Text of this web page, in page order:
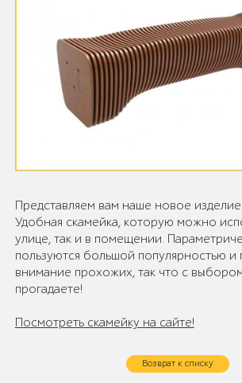
Представляем вам наше новое
Удобная скамейка, которую можно
улице, так и в помещении.
пользуются большой популярностью и
внимание прохожих, так что с
прогадаете!
Посмотреть скамейку на сайте!
Возврат к списку